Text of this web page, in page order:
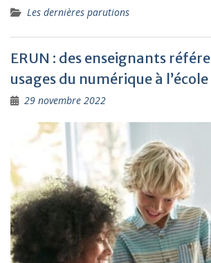
Les dernières parutions
ERUN : des enseignants
usages du numérique à l’école
29 novembre 2022